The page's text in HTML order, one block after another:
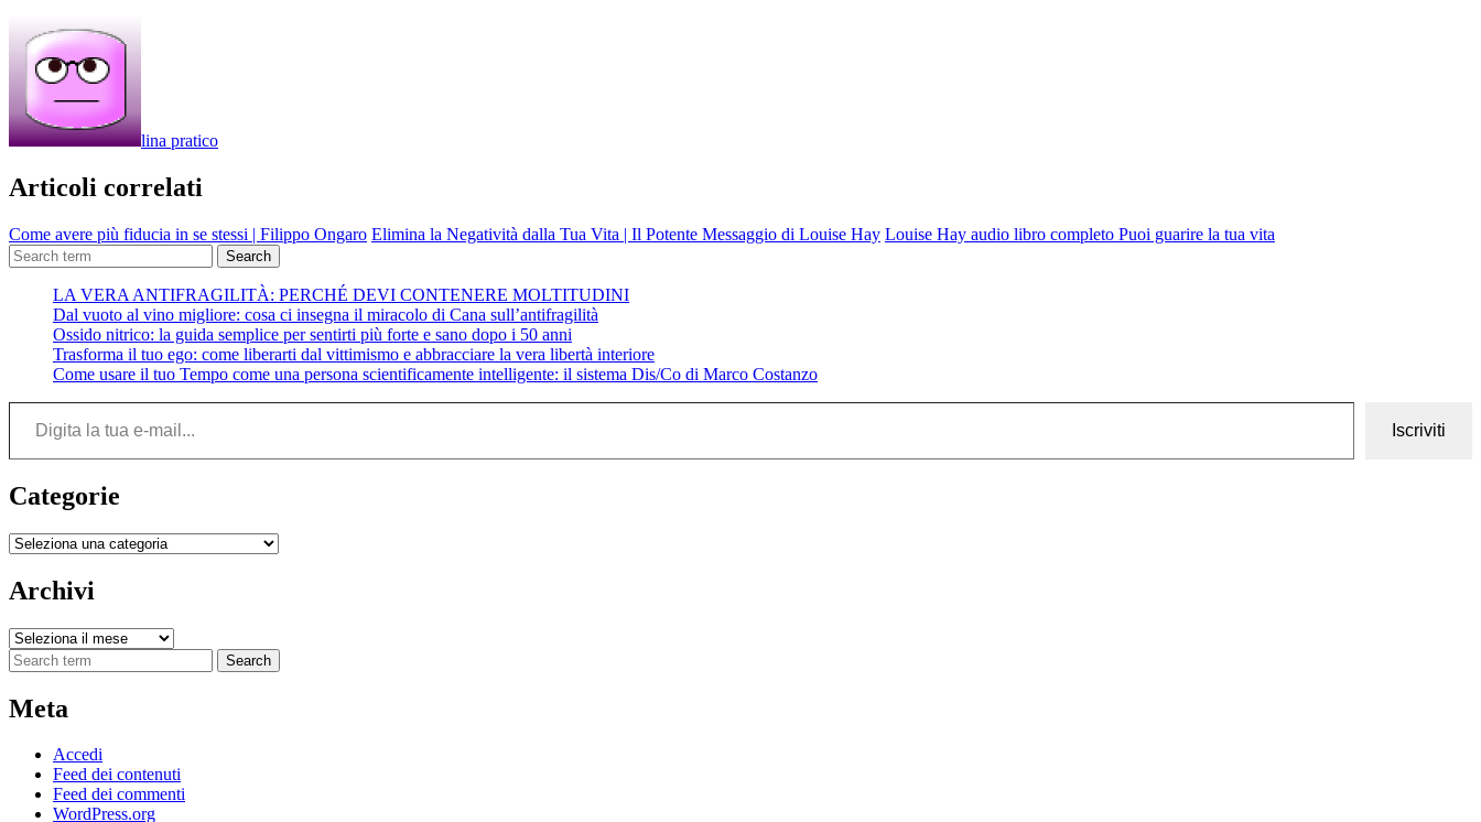
lina pratico
Articoli correlati
Come avere più fiducia in se stessi | Filippo Ongaro Elimina la Negatività dalla Tua Vita | Il Potente Messaggio di Louise Hay Louise Hay audio libro completo Puoi guarire la tua vita
Search
LA VERA ANTIFRAGILITÀ: PERCHÉ DEVI CONTENERE MOLTITUDINI
Dal vuoto al vino migliore: cosa ci insegna il miracolo di Cana sull’antifragilità
Ossido nitrico: la guida semplice per sentirti più forte e sano dopo i 50 anni
Trasforma il tuo ego: come liberarti dal vittimismo e abbracciare la vera libertà interiore
Come usare il tuo Tempo come una persona scientificamente intelligente: il sistema Dis/Co di Marco Costanzo
Digita la tua e-mail...
Iscriviti
Categorie
Categorie
Archivi
Archivi
Search
Meta
Accedi
Feed dei contenuti
Feed dei commenti
WordPress.org